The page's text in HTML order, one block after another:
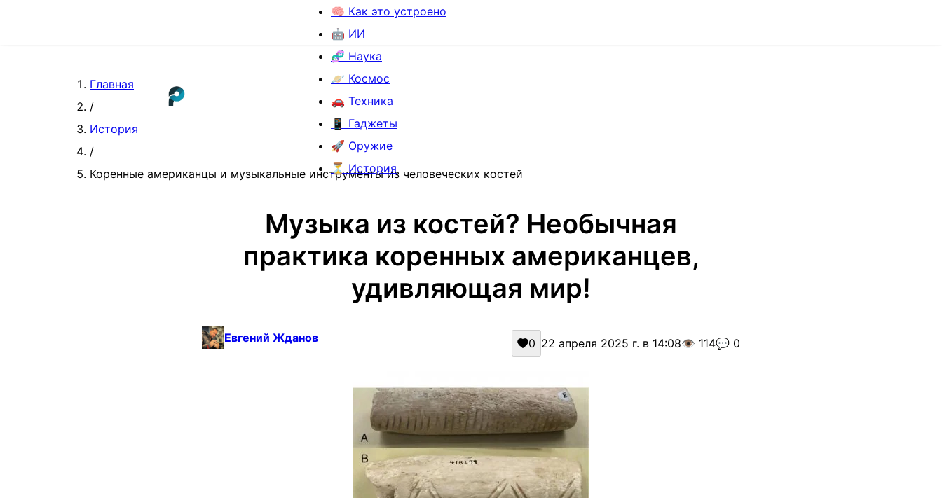
🧠 Как это устроено
🤖 ИИ
🧬 Наука
🪐 Космос
🚗 Техника
📱 Гаджеты
🚀 Оружие
⏳ История
Главная
/
История
/
Коренные американцы и музыкальные инструменты из человеческих костей
Музыка из костей? Необычная
практика коренных американцев,
удивляющая мир!
Евгений Жданов 0 22 апреля 2025 г. в 14:08👁️ 114💬 0